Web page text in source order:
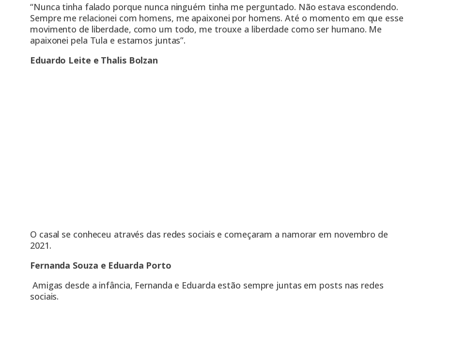
“Nunca tinha falado porque nunca ninguém tinha me perguntado. Não estava escondendo.
Sempre me relacionei com homens, me apaixonei por homens. Até o momento em que esse
movimento de liberdade, como um todo, me trouxe a liberdade como ser humano. Me
apaixonei pela Tula e estamos juntas”.
Eduardo Leite e Thalis Bolzan
O casal se conheceu através das redes sociais e começaram a namorar em novembro de
2021.
Fernanda Souza e Eduarda Porto
Amigas desde a infância, Fernanda e Eduarda estão sempre juntas em posts nas redes
sociais.